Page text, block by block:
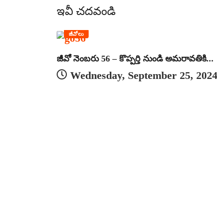
ఇవీ చదవండి
జీవోలు
జీవో నెంబరు 56 – కొప్పర్తి నుండి అమరావతికి...
Wednesday, September 25, 2024